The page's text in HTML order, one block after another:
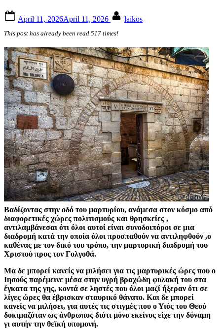
on
April 11, 2026April 11, 2026 laikos
This post has already been read 517 times!
Βαδίζοντας στην οδό του μαρτυρίου, ανάμεσα στον κόσμο από
διαφορετικές χώρες πολιτισμούς και θρησκείες ,
αντιλαμβάνεσαι ότι όλοι αυτοί είναι συνοδοιπόροι σε μια
διαδρομή κατά την οποία όλοι προσπαθούν να αντιληφθούν ,ο
καθένας με τον δικό του τρόπο, την μαρτυρική διαδρομή του
Χριστού προς τον Γολγοθά.
Μα δε μπορεί κανείς να μιλήσει για τις μαρτυρικές ώρες που ο
Ιησούς παρέμεινε μέσα στην υγρή βραχώδη φυλακή του στα
έγκατα της γης, κοντά σε ληστές που όλοι μαζί ήξεραν ότι σε
λίγες ώρες θα έβρισκαν σταυρικό θάνατο. Και δε μπορεί
κανείς να μιλήσει, για αυτές τις στιγμές που ο Υιός του Θεού
δοκιμαζόταν ως άνθρωπος διότι μόνο εκείνος είχε την δύναμη
γι αυτήν την θεϊκή υπομονή.